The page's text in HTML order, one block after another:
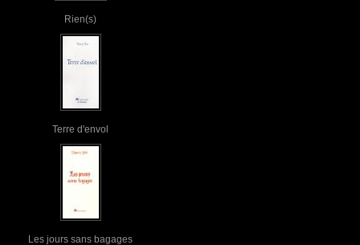
Rien(s)
Terre d'envol
Les jours sans bagages